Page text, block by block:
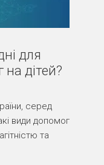
для
дітей?
серед
види допомог
та